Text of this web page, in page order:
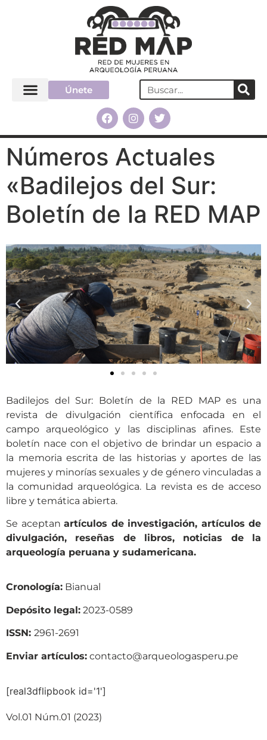
Únete
Números Actuales
«Badilejos del Sur:
Boletín de la RED MAP
Badilejos del Sur: Boletín de la RED MAP es una
revista de divulgación científica enfocada en el
campo arqueológico y las disciplinas afines. Este
boletín nace con el objetivo de brindar un espacio a
la memoria escrita de las historias y aportes de las
mujeres y minorías sexuales y de género vinculadas a
la comunidad arqueológica. La revista es de acceso
libre y temática abierta.
Se aceptan artículos de investigación, artículos de
divulgación, reseñas de libros, noticias de la
arqueología peruana y sudamericana.
Cronología: Bianual
Depósito legal: 2023-0589
ISSN: 2961-2691
Enviar artículos: contacto@arqueologasperu.pe
[real3dflipbook id='1']
Vol.01 Núm.01 (2023)